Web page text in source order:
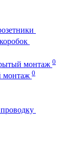
монтаж 0
монтаж 0